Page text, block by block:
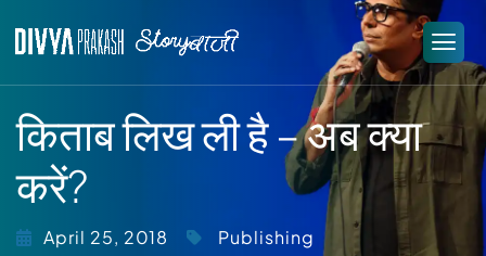
किताब लिख ली है – अब क्या
करें?
April 25, 2018 Publishing